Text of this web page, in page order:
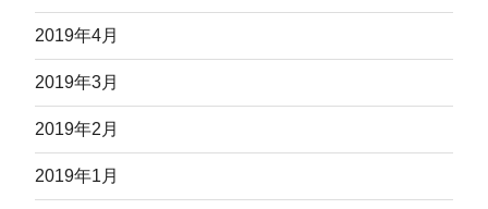
2019年4月
2019年3月
2019年2月
2019年1月